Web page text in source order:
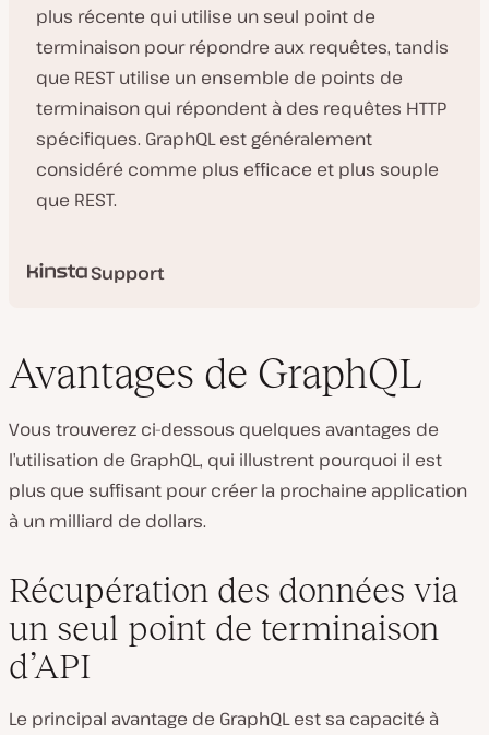
plus récente qui utilise un seul point de
terminaison pour répondre aux requêtes, tandis
que REST utilise un ensemble de points de
terminaison qui répondent à des requêtes HTTP
spécifiques. GraphQL est généralement
considéré comme plus efficace et plus souple
que REST.
Support
Avantages de GraphQL
Vous trouverez ci-dessous quelques avantages de
l’utilisation de GraphQL, qui illustrent pourquoi il est
plus que suffisant pour créer la prochaine application
à un milliard de dollars.
Récupération des données via
un seul point de terminaison
d’API
Le principal avantage de GraphQL est sa capacité à